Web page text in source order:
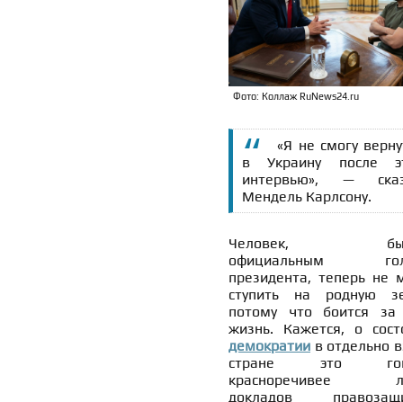
Фото: Коллаж RuNews24.ru
«Я не смогу
в Украину после
интервью», —
Мендель Карлсону.
Человек,
официальным
президента, теперь не
ступить на родную
потому что боится за
жизнь. Кажется, о
демократии в отдельно
стране это
красноречивее
докладов